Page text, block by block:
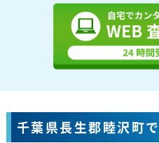
千葉県長生郡睦沢町